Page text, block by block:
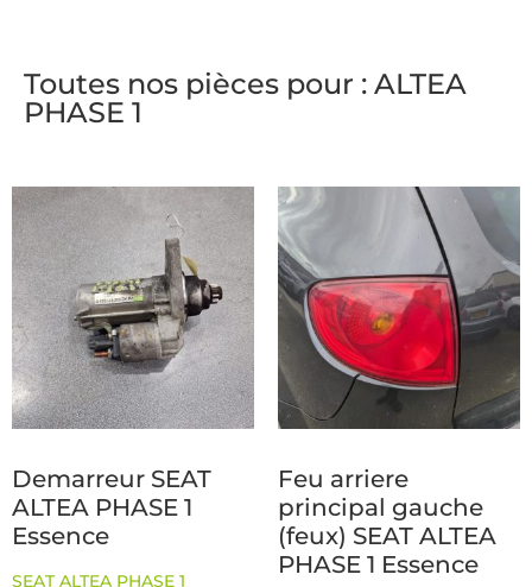
Toutes nos pièces pour : ALTEA
PHASE 1
Demarreur SEAT
ALTEA PHASE 1
Essence
SEAT ALTEA PHASE 1
Feu arriere
principal gauche
(feux) SEAT ALTEA
PHASE 1 Essence